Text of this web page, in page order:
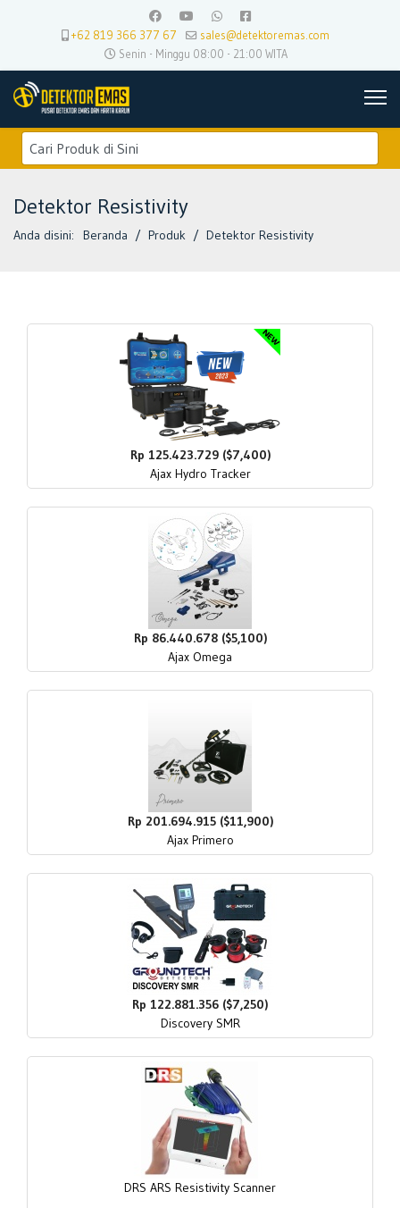
+62 819 366 377 67
sales@detektoremas.com
Senin - Minggu 08:00 - 21:00 WITA
Detektor Resistivity
Anda disini: Beranda Produk Detektor Resistivity
Rp 125.423.729 ($7,400)
Ajax Hydro Tracker
Rp 86.440.678 ($5,100)
Ajax Omega
Rp 201.694.915 ($11,900)
Ajax Primero
Rp 122.881.356 ($7,250)
Discovery SMR
DRS ARS Resistivity Scanner